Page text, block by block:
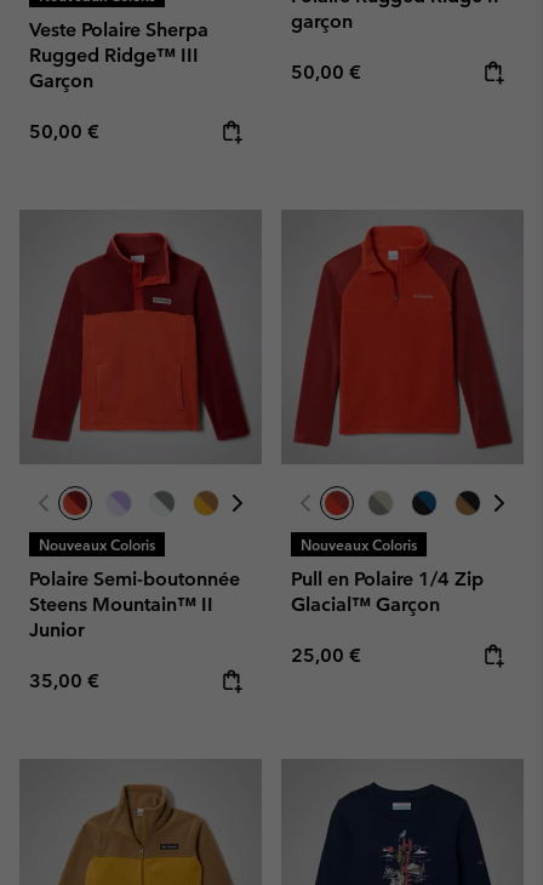
Veste Polaire Sherpa
Rugged Ridge™ III
Garçon
Regular price:
50,00 €
garçon
Regular price:
50,00 €
Nouveaux Coloris
Polaire Semi-boutonnée
Steens Mountain™ II
Junior
Regular price:
35,00 €
Nouveaux Coloris
Pull en Polaire 1/4 Zip
Glacial™ Garçon
Regular price:
25,00 €